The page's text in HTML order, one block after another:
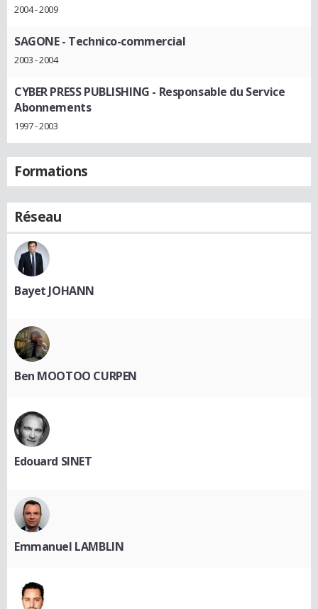
2004 - 2009
SAGONE- Technico-commercial
2003 - 2004
CYBER PRESS PUBLISHING - Responsable du Service
Abonnements
1997 - 2003
Formations
Réseau
Bayet JOHANN
Ben MOOTOO CURPEN
Edouard SINET
Emmanuel LAMBLIN